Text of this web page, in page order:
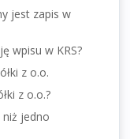
jest zapis w
wpisu w KRS?
z o.o.
z o.o.?
jedno